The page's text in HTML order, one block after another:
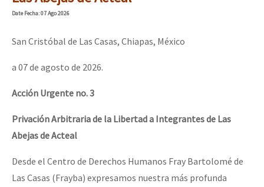
Mundo
AutonomÍa y Resistencia
Megaproyectos
Migración
Presos
Mujeres
Dia 1: Encontro “Guerra contra a Humanidade”
[CDMX – 20 julio] Jornadas globales por la libertad de Jesús
DateFecha: 07 Ago 2026
San Cristóbal de Las Casas, Chiapas, México
a 07 de agosto de 2026.
Acción Urgente no. 3
Privación Arbitraria de la Libertad a Integrantes de Las
Abejas de Acteal
Desde el Centro de Derechos Humanos Fray Bartolomé de
Las Casas (Frayba) expresamos nuestra más profunda